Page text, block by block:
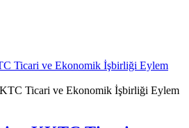
Ticari ve Ekonomik İşbirliği Eylem